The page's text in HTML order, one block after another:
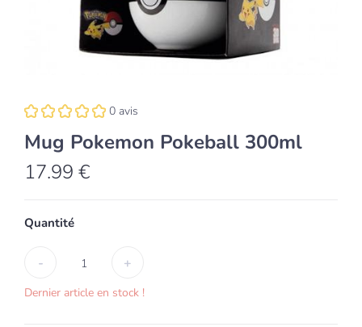
0 avis
Mug Pokemon Pokeball 300ml
17.99 €
Quantité
- 1 +
Dernier article en stock !